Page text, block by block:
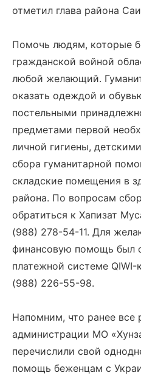
отметил глава района
Помочь людям, которые
гражданской войной
любой желающий.
оказать одеждой и
постельными
предметами первой
личной гигиены,
сбора гуманитарной
складские помещения в
района. По вопросам
обратиться к Хапизат
(988) 278-54-11. Для
финансовую помощь был
платежной системе
(988) 226-55-98.
Напомним, что ранее все
администрации МО
перечислили свой
помощь беженцам с